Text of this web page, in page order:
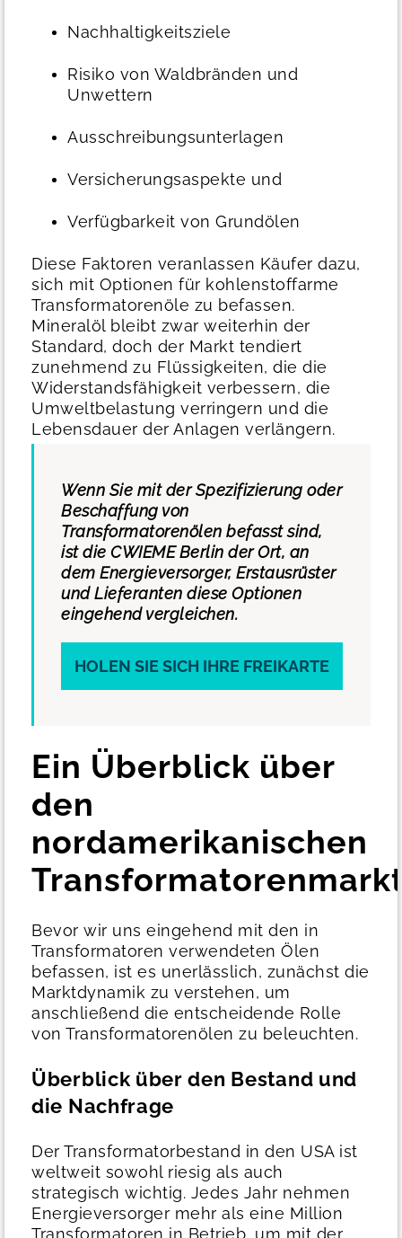
Nachhaltigkeitsziele
Risiko von Waldbränden und
Unwettern
Ausschreibungsunterlagen
Versicherungsaspekte und
Verfügbarkeit von Grundölen
Diese Faktoren veranlassen Käufer dazu,
sich mit Optionen für kohlenstoffarme
Transformatorenöle zu befassen.
Mineralöl bleibt zwar weiterhin der
Standard, doch der Markt tendiert
zunehmend zu Flüssigkeiten, die die
Widerstandsfähigkeit verbessern, die
Umweltbelastung verringern und die
Lebensdauer der Anlagen verlängern.
Wenn Sie mit der Spezifizierung oder
Beschaffung von
Transformatorenölen befasst sind,
ist die CWIEME Berlin der Ort, an
dem Energieversorger, Erstausrüster
und Lieferanten diese Optionen
eingehend vergleichen.
HOLEN SIE SICH IHRE FREIKARTE
Ein Überblick über
den
nordamerikanischen
Bevor wir uns eingehend mit den in
Transformatoren verwendeten Ölen
befassen, ist es unerlässlich, zunächst die
Marktdynamik zu verstehen, um
anschließend die entscheidende Rolle
von Transformatorenölen zu beleuchten.
Überblick über den Bestand und
die Nachfrage
Der Transformatorbestand in den USA ist
weltweit sowohl riesig als auch
strategisch wichtig. Jedes Jahr nehmen
Energieversorger mehr als eine Million
Transformatoren in Betrieb, um mit der